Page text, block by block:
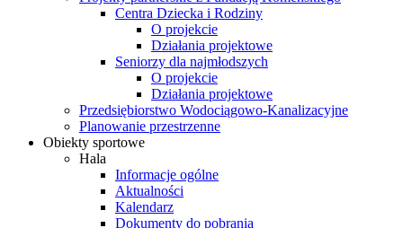
Centra Dziecka i Rodziny
O projekcie
Działania projektowe
Seniorzy dla najmłodszych
O projekcie
Działania projektowe
Przedsiębiorstwo Wodociągowo-Kanalizacyjne
Planowanie przestrzenne
Obiekty sportowe
Hala
Informacje ogólne
Aktualności
Kalendarz
Dokumenty do pobrania